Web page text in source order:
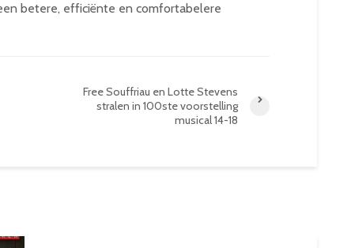
betere, efficiënte en comfortabelere
Free Souffriau en Lotte Stevens
stralen in 100ste voorstelling
musical 14-18